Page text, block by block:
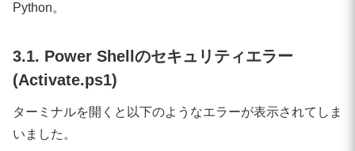
Python。
3.1. Power Shellのセキュリティエラー
(Activate.ps1)
ターミナルを開くと以下のようなエラーが表示されてしま
いました。